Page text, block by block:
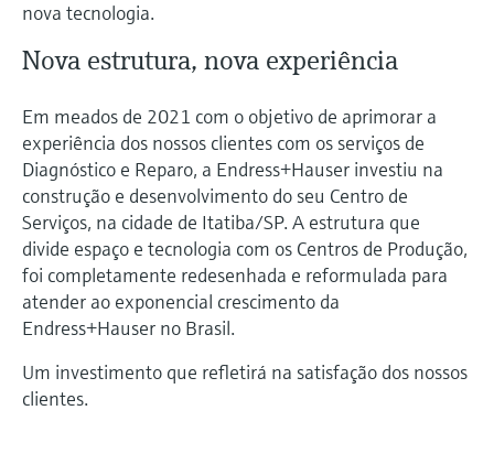
Device Viewer
Find product-specific information and
Spare parts finder
Find spare parts by product root, order code,
or serial number
Medição de nível com pressão
Comprar tudo
do processo para tomada de
decisões
nova tecnologia.
Nova estrutura, nova experiência
Em meados de 2021 com o objetivo de aprimorar a
experiência dos nossos clientes com os serviços de
Diagnóstico e Reparo, a Endress+Hauser investiu na
construção e desenvolvimento do seu Centro de
Serviços, na cidade de Itatiba/SP. A estrutura que
divide espaço e tecnologia com os Centros de Produção,
foi completamente redesenhada e reformulada para
atender ao exponencial crescimento da
Endress+Hauser no Brasil.
Um investimento que refletirá na satisfação dos nossos
clientes.